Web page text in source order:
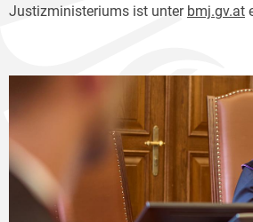
Justizministeriums ist unter bmj.gv.at